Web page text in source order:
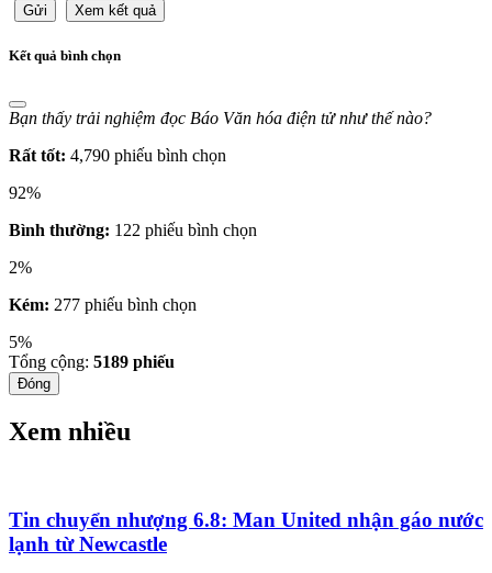
Gửi Xem kết quả
Kết quả bình chọn
Bạn thấy trải nghiệm đọc Báo Văn hóa điện tử như thế nào?
Rất tốt: 4,790 phiếu bình chọn
92%
Bình thường: 122 phiếu bình chọn
2%
Kém: 277 phiếu bình chọn
5%
Tổng cộng: 5189 phiếu
Đóng
Xem nhiều
Tin chuyển nhượng 6.8: Man United nhận gáo nước
lạnh từ Newcastle